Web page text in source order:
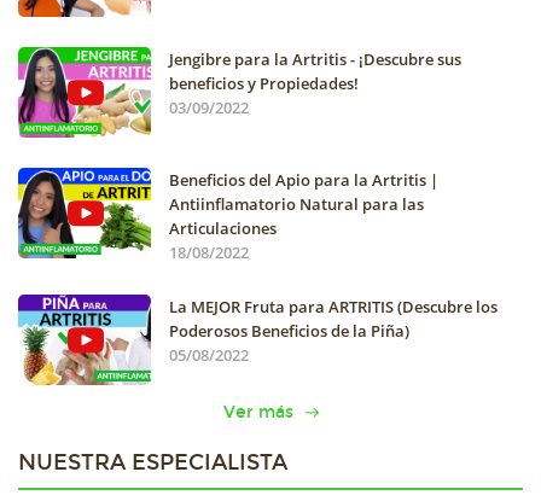
Jengibre para la Artritis - ¡Descubre sus
beneficios y Propiedades!
03/09/2022
Beneficios del Apio para la Artritis |
Antiinflamatorio Natural para las
Articulaciones
18/08/2022
La MEJOR Fruta para ARTRITIS (Descubre los
Poderosos Beneficios de la Piña)
05/08/2022
Ver más
NUESTRA ESPECIALISTA